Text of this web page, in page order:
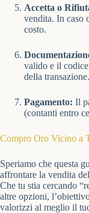
Accetta o
vendita. In caso
costo.
valido e il
della transazione.
Pagamento: Il
(contanti entro
Compro Oro Vicino a
Speriamo che questa
affrontare la vendita
Che tu stia cercando
altre opzioni,
valorizzi al meglio il